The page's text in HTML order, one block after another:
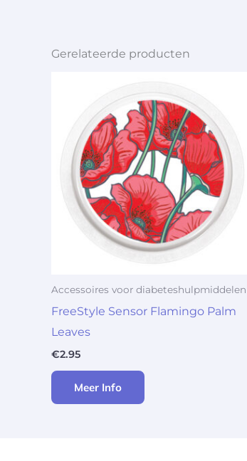
Gerelateerde producten
Accessoires voor diabeteshulpmiddelen
FreeStyle Sensor Flamingo Palm
Leaves
€2.95
Meer Info